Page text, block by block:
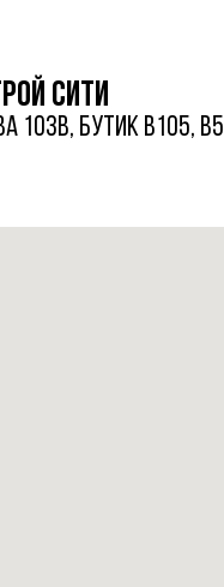
сити
103в, бутик в105, в5